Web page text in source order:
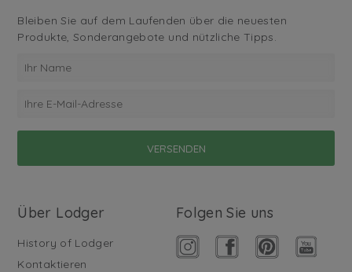
Bleiben Sie auf dem Laufenden über die neuesten
Produkte, Sonderangebote und nützliche Tipps.
Über Lodger
History of Lodger
Kontaktieren
Folgen Sie uns